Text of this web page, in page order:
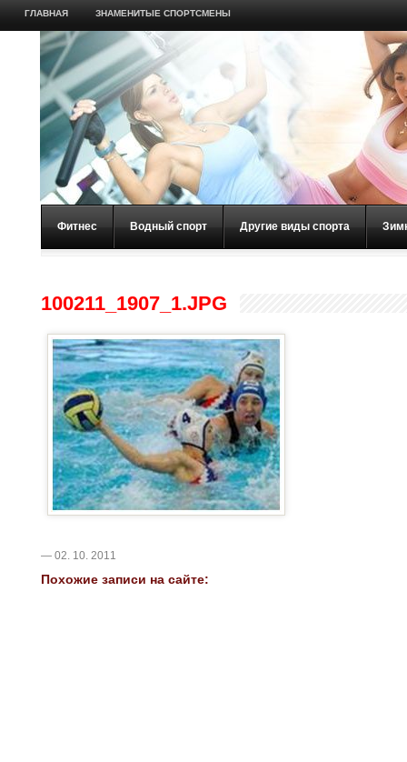
ГЛАВНАЯ ЗНАМЕНИТЫЕ СПОРТСМЕНЫ
Фитнес Водный спорт Другие виды спорта
100211_1907_1.JPG
— 02. 10. 2011
Похожие записи на сайте: